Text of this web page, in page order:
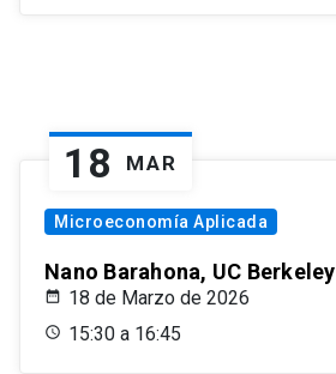
18 MAR
Microeconomía Aplicada
Nano Barahona, UC Berkeley
18 de Marzo de 2026
15:30 a 16:45